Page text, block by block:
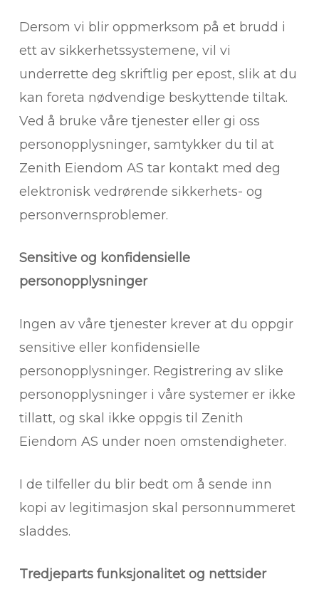
Dersom vi blir oppmerksom på et brudd i
ett av sikkerhetssystemene, vil vi
underrette deg skriftlig per epost, slik at du
kan foreta nødvendige beskyttende tiltak.
Ved å bruke våre tjenester eller gi oss
personopplysninger, samtykker du til at
Zenith Eiendom AS tar kontakt med deg
elektronisk vedrørende sikkerhets- og
personvernsproblemer.
Sensitive og konfidensielle
personopplysninger
Ingen av våre tjenester krever at du oppgir
sensitive eller konfidensielle
personopplysninger. Registrering av slike
personopplysninger i våre systemer er ikke
tillatt, og skal ikke oppgis til Zenith
Eiendom AS under noen omstendigheter.
I de tilfeller du blir bedt om å sende inn
kopi av legitimasjon skal personnummeret
sladdes.
Tredjeparts funksjonalitet og nettsider